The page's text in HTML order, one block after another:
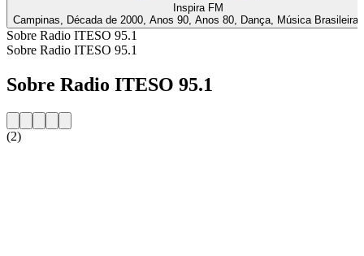
Inspira FM
Campinas, Década de 2000, Anos 90, Anos 80, Dança, Música
Sobre Radio ITESO 95.1
Sobre Radio ITESO 95.1
Sobre Radio ITESO 95.1
(2)